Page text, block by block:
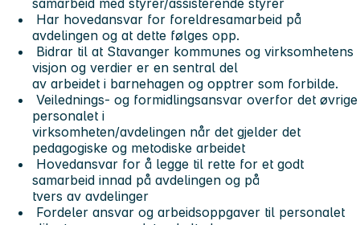
samarbeid med styrer/assisterende styrer
Har hovedansvar for foreldresamarbeid på
avdelingen og at dette følges opp.
Bidrar til at Stavanger kommunes og virksomhetens
visjon og verdier er en sentral del
av arbeidet i barnehagen og opptrer som forbilde.
Veilednings- og formidlingsansvar overfor det øvrige
personalet i
virksomheten/avdelingen når det gjelder det
pedagogiske og metodiske arbeidet
Hovedansvar for å legge til rette for et godt
samarbeid innad på avdelingen og på
tvers av avdelinger
Fordeler ansvar og arbeidsoppgaver til personalet